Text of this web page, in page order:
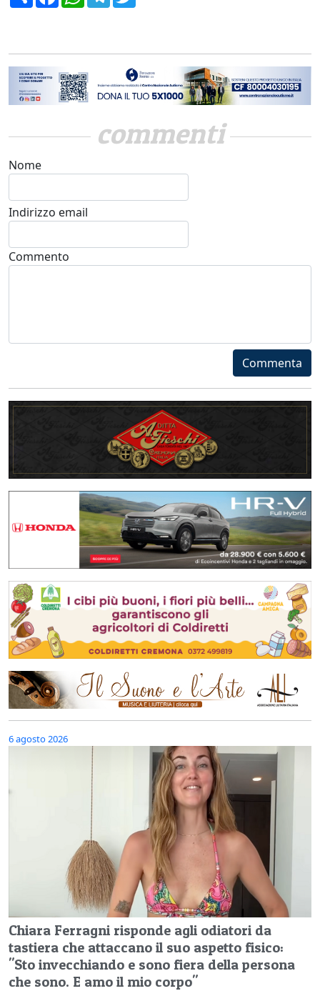
commenti
Nome
Indirizzo email
Commento
Commenta
6 agosto 2026
Chiara Ferragni risponde agli odiatori da
tastiera che attaccano il suo aspetto fisico:
"Sto invecchiando e sono fiera della persona
che sono. E amo il mio corpo"